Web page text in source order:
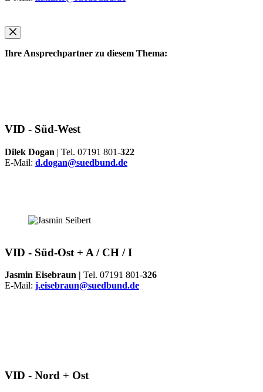
Ihre Ansprechpartner zu diesem Thema:
VID - Süd-West
Dilek Dogan | Tel. 07191 801-322
E-Mail: d.dogan@suedbund.de
VID - Süd-Ost + A / CH / I
Jasmin Eisebraun | Tel. 07191 801-326
E-Mail: j.eisebraun@suedbund.de
VID - Nord + Ost